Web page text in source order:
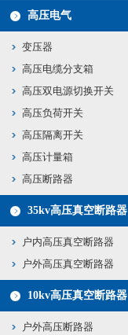
高压电气
变压器
高压电缆分支箱
高压双电源切换开关
高压负荷开关
高压隔离开关
高压计量箱
高压断路器
35kv高压真空断路器
户内高压真空断路器
户外高压真空断路器
10kv高压真空断路器
户外高压断路器